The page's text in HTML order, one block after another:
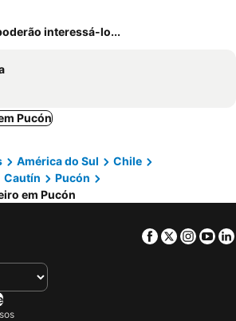
interessá-lo...
Pucón
América do Sul
Chile
Cautín
Pucón
em Pucón
Facebook
Twitter